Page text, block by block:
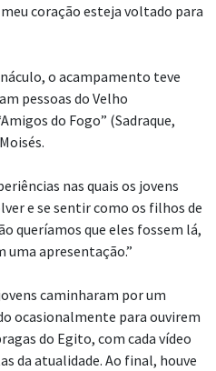
coração esteja voltado para
o acampamento teve
pessoas do Velho
do Fogo” (Sadraque,
nas quais os jovens
e se sentir como os filhos de
queríamos que eles fossem lá,
uma apresentação.”
caminharam por um
ocasionalmente para ouvirem
do Egito, com cada vídeo
da atualidade. Ao final, houve